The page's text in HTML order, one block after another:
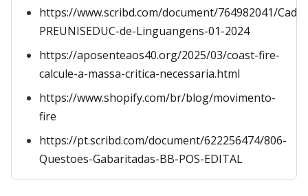
https://www.scribd.com/document/764982041/
PREUNISEDUC-de-Linguangens-01-2024
https://aposenteaos40.org/2025/03/coast-fire-
calcule-a-massa-critica-necessaria.html
https://www.shopify.com/br/blog/movimento-
fire
https://pt.scribd.com/document/622256474/806-
Questoes-Gabaritadas-BB-POS-EDITAL